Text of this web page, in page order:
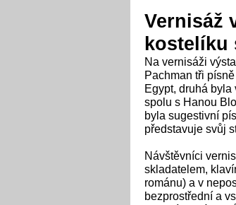
Vernisáž
kostelíku
Na vernisáži
Pachman tři
Egypt, druhá
spolu s Hanou
byla sugestivní
představuje svůj
Návštěvníci
skladatelem,
románu) a v
bezprostřední a